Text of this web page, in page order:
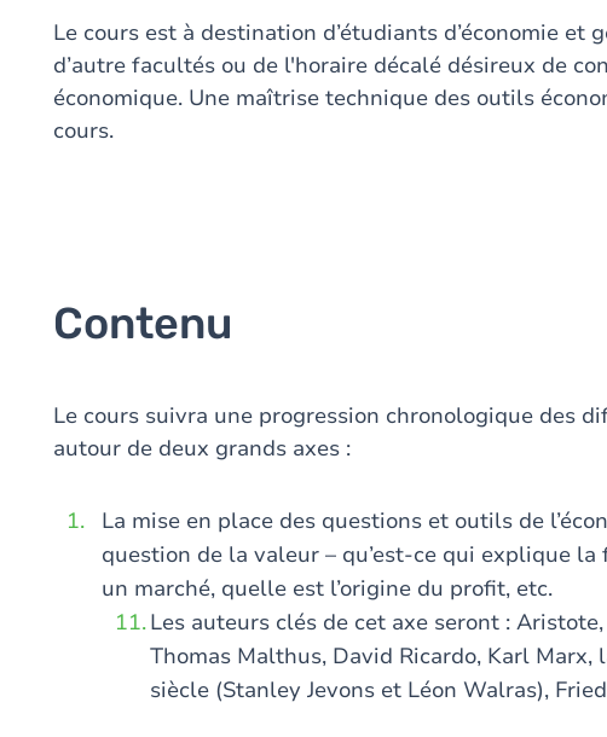
Le cours est à destination d’étudiants d’économie et
d’autre facultés ou de l'horaire décalé désireux de
économique. Une maîtrise technique des outils
cours.
Contenu
Le cours suivra une progression chronologique des
autour de deux grands axes :
La mise en place des questions et outils de
question de la valeur – qu’est-ce qui explique
un marché, quelle est l’origine du profit, etc.
Les auteurs clés de cet axe seront :
Thomas Malthus, David Ricardo, Karl
siècle (Stanley Jevons et Léon Walras),